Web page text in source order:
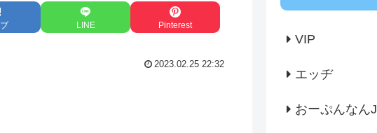
LINE Pinterest
2023.02.25 22:32
VIP
エッヂ
おーぷんなんJ